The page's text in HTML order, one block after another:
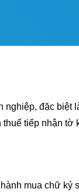
đặc
tiếp nhận tờ
mua chữ